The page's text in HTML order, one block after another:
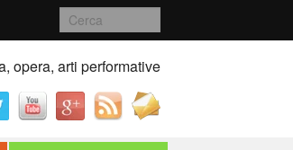
opera, arti performative